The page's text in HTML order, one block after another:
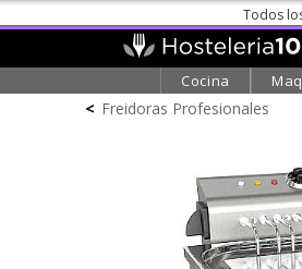
Todos
Cocina
< Freidoras Profesionales